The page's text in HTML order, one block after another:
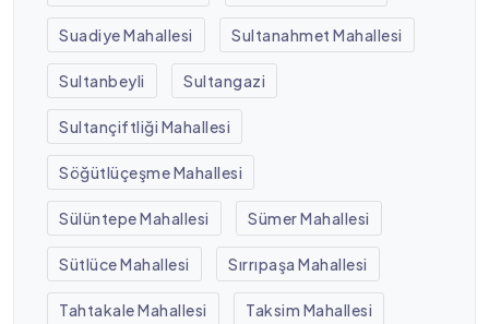
Suadiye Mahallesi Sultanahmet Mahallesi
Sultanbeyli Sultangazi
Sultançiftliği Mahallesi
Söğütlüçeşme Mahallesi
Sülüntepe Mahallesi Sümer Mahallesi
Sütlüce Mahallesi Sırrıpaşa Mahallesi
Tahtakale Mahallesi Taksim Mahallesi